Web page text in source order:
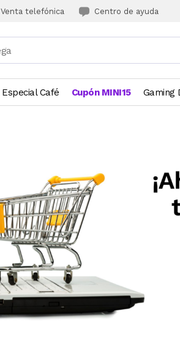
Venta telefónica Centro de ayuda
Especial Café Cupón MINI15 Gaming